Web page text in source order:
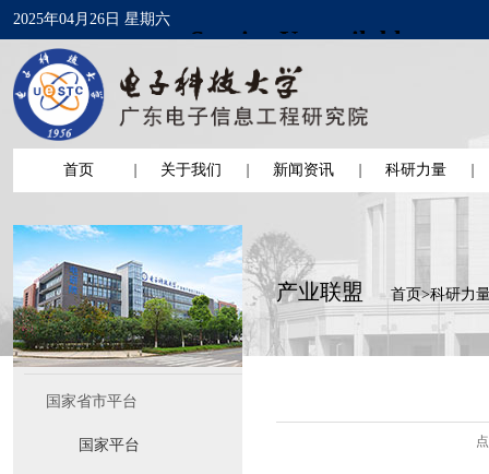
2025年04月26日 星期六
首页 关于我们 新闻资讯 科研力量
国家省市平台
国家平台
产业联盟 首页>科研力